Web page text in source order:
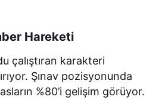
Hareketi
çalıştıran karakteri
Şınav pozisyonunda
%80’i gelişim görüyor.